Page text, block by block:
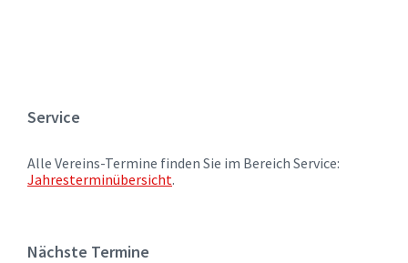
Service
Alle Vereins-Termine finden Sie im Bereich Service:
Jahresterminübersicht.
Nächste Termine